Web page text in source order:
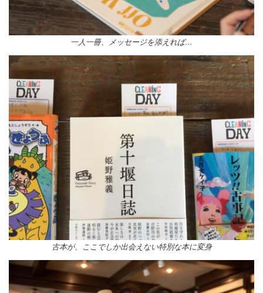
一人一冊、メッセージを添えれば…
古本が、ここでしか出会えない特別な本に変身